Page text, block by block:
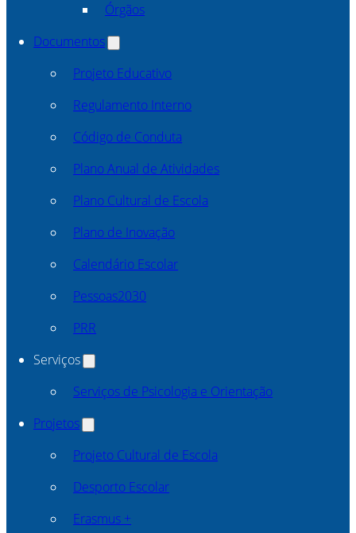
Órgãos
Documentos
Projeto Educativo
Regulamento Interno
Código de Conduta
Plano Anual de Atividades
Plano Cultural de Escola
Plano de Inovação
Calendário Escolar
Pessoas2030
PRR
Serviços
Serviços de Psicologia e Orientação
Projetos
Projeto Cultural de Escola
Desporto Escolar
Erasmus +